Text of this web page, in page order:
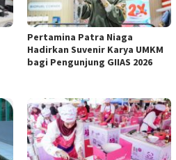
Pertamina Patra Niaga
Hadirkan Suvenir Karya UMKM
bagi Pengunjung GIIAS 2026